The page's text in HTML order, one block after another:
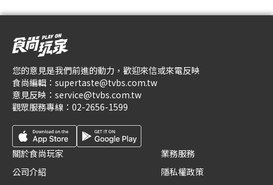
您的意見是我們前進的動力，歡迎來信或來電反映
食尚編輯： supertaste@tvbs.com.tw
意見反映： service@tvbs.com.tw
觀眾服務專線： 02-2656-1599
關於食尚玩家
公司介紹
業務服務
隱私權政策